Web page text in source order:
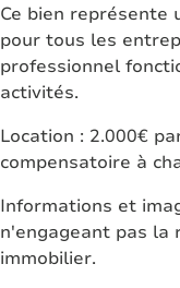
Ce bien représente
pour tous les
professionnel
activités.
Location : 2.000€
compensatoire à
Informations et
n'engageant pas la
immobilier.